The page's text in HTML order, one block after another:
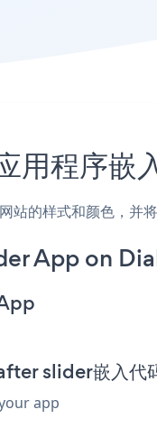
程序嵌
的样式和颜色，并
App on
slider嵌入代
app